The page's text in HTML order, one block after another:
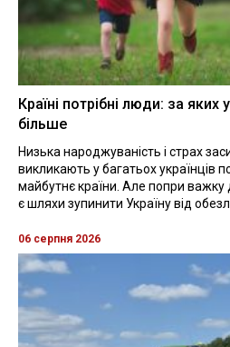
Країні потрібні люди: за яких
більше
Низька народжуваність і страх
викликають у багатьох українців
майбутнє країни. Але попри важку
є шляхи зупинити Україну від
06 серпня 2026